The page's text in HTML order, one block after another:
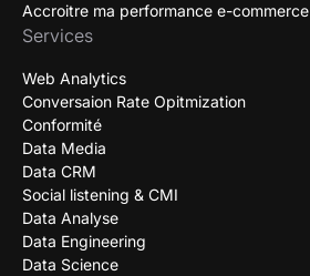
Accroitre ma performance e-commerce
Services
Web Analytics
Conversaion Rate Opitmization
Conformité
Data Media
Data CRM
Social listening & CMI
Data Analyse
Data Engineering
Data Science